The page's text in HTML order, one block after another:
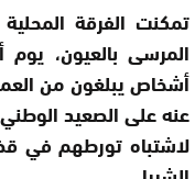
تمكنت الفرقة
عنه على الصعيد
لاشتباه تورطهم في